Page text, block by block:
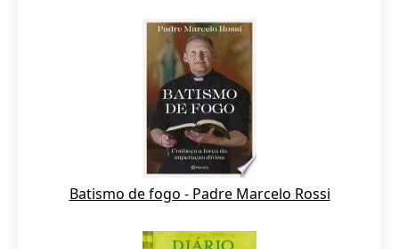
Batismo de fogo - Padre Marcelo Rossi